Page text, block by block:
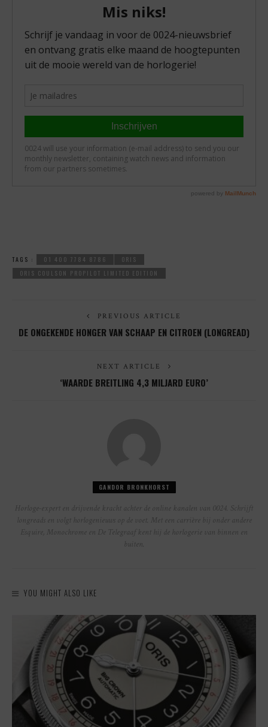
TAGS : 01 400 7784 8786
ORIS
ORIS COULSON PROPILOT LIMITED EDITION
PREVIOUS ARTICLE
DE ONGEKENDE HONGER VAN SCHAAP EN CITROEN (LONGREAD)
NEXT ARTICLE
‘WAARDE BREITLING 4,3 MILJARD EURO’
GANDOR BRONKHORST
Horloge-expert en drijvende kracht achter de online kanalen van 0024. Schrijft
longreads en volgt horlogenieuws op de voet. Met een carrière bij onder andere
Esquire, Monochrome en De Telegraaf kent hij de horlogerie van binnen en
buiten.
YOU MIGHT ALSO LIKE